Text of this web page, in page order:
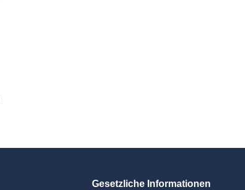
Gesetzliche Informationen